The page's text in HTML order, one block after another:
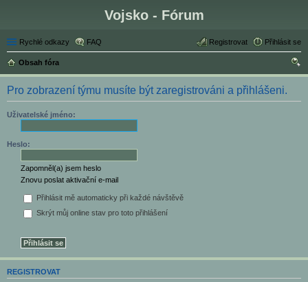
Vojsko - Fórum
Rychlé odkazy FAQ Přihlásit se
Registrovat
Obsah fóra
led
Pro zobrazení týmu musíte být zaregistrováni a přihlášeni.
Uživatelské jméno:
Heslo:
Zapomněl(a) jsem heslo
Znovu poslat aktivační e-mail
Přihlásit mě automaticky při každé návštěvě
Skrýt můj online stav pro toto přihlášení
REGISTROVAT